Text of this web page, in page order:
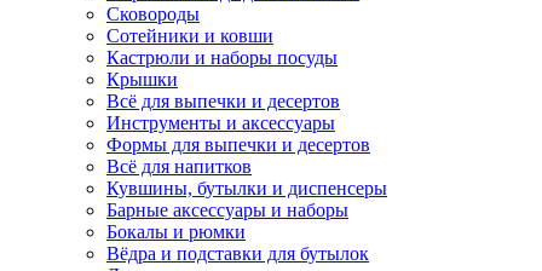
Сковороды
Сотейники и ковши
Кастрюли и наборы посуды
Крышки
Всё для выпечки и десертов
Инструменты и аксессуары
Формы для выпечки и десертов
Всё для напитков
Кувшины, бутылки и диспенсеры
Барные аксессуары и наборы
Бокалы и рюмки
Вёдра и подставки для бутылок